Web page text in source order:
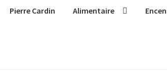
Pierre Cardin Alimentaire